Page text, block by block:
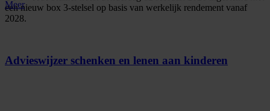
een nieuw box 3-stelsel op basis van werkelijk rendement vanaf
2028.
Meer
Advieswijzer schenken en lenen aan kinderen